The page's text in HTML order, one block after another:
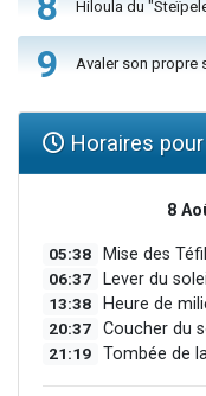
Hiloula du
9 Avaler son propre
Horaires
8
05:38 Mise des
06:37 Lever du soleil
13:38 Heure de
20:37 Coucher du
21:19 Tombée de